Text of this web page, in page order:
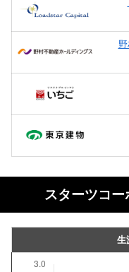
スターツコ
生